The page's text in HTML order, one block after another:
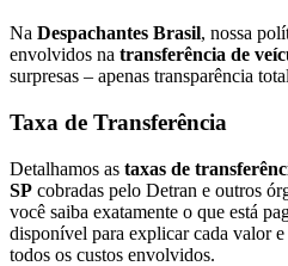
Na Despachantes Brasil, nossa
envolvidos na transferência de
surpresas – apenas transparência
Taxa de Transferência
Detalhamos as taxas de
SP cobradas pelo Detran e outros
você saiba exatamente o que está
disponível para explicar cada valor
todos os custos envolvidos.